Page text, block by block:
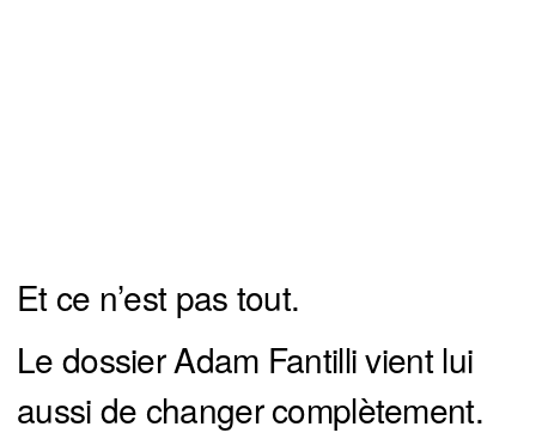
Et ce n’est pas tout.
Le dossier Adam Fantilli vient lui
aussi de changer complètement.